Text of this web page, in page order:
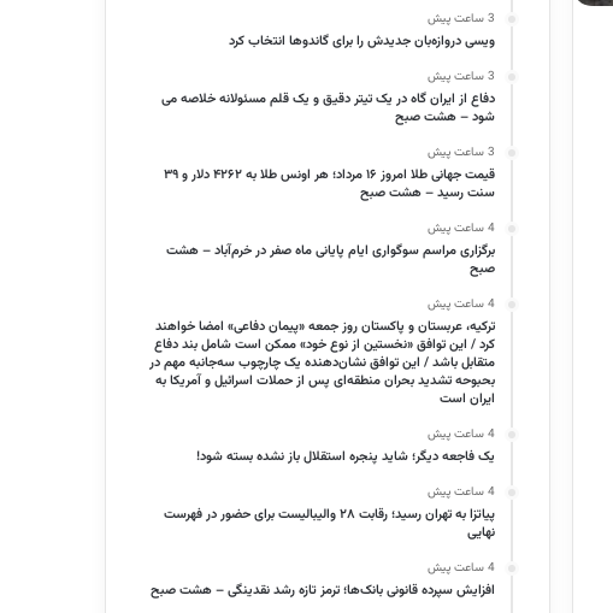
3 ساعت پیش
ویسی دروازه‌بان جدیدش را برای گاندوها انتخاب کرد
3 ساعت پیش
دفاع از ایران گاه در یک تیتر دقیق و یک قلم مسئولانه خلاصه می
شود – هشت صبح
3 ساعت پیش
قیمت جهانی طلا امروز ۱۶ مرداد؛ هر اونس طلا به ۴۲۶۲ دلار و ۳۹
سنت رسید – هشت صبح
4 ساعت پیش
برگزاری مراسم سوگواری ایام پایانی ماه صفر در خرم‌آباد – هشت
صبح
4 ساعت پیش
ترکیه، عربستان و پاکستان روز جمعه «پیمان دفاعی» امضا خواهند
کرد / این توافق «نخستین از نوع خود» ممکن است شامل بند دفاع
متقابل باشد / این توافق نشان‌دهنده یک چارچوب سه‌جانبه مهم در
بحبوحه تشدید بحران منطقه‌ای پس از حملات اسرائیل و آمریکا به
ایران است
4 ساعت پیش
یک فاجعه دیگر؛ شاید پنجره استقلال باز نشده بسته شود!
4 ساعت پیش
پیاتزا به تهران رسید؛ رقابت ۲۸ والیبالیست برای حضور در فهرست
نهایی
4 ساعت پیش
افزایش سپرده قانونی بانک‌ها؛ ترمز تازه رشد نقدینگی – هشت صبح